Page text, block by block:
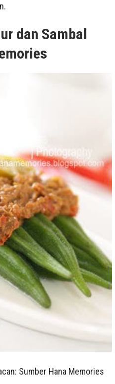
dan Sambal
Sumber Hana Memories